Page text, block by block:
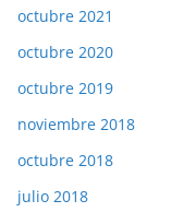
octubre 2021
octubre 2020
octubre 2019
noviembre 2018
octubre 2018
julio 2018